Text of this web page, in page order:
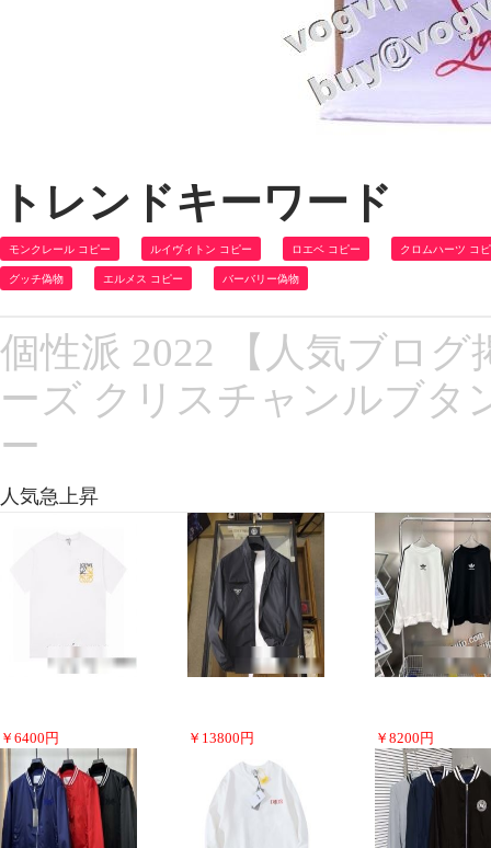
トレンドキーワード
モンクレール コピー ルイヴィトン コピー ロエベ コピー クロムハーツ コ
グッチ偽物 エルメス コピー バーバリー偽物
個性派 2022 【人気ブロ
ーズ クリスチャンルブタ
ー
人気急上昇
￥ 6400 円 ￥ 13800 円 ￥ 8200 円